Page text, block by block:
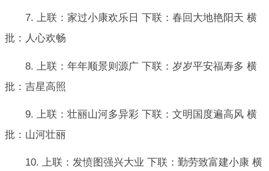
7. 上联：家过小康欢乐日 下联：春回大地艳阳天 横
批：人心欢畅
8. 上联：年年顺景则源广 下联：岁岁平安福寿多 横
批：吉星高照
9. 上联：壮丽山河多异彩 下联：文明国度遍高风 横
批：山河壮丽
10. 上联：发愤图强兴大业 下联：勤劳致富建小康 横